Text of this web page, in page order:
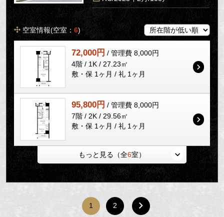
空室情報(空室：6)
72,000円 / 管理費 8,000円
4階 / 1K / 27.23㎡
敷・保 1ヶ月 / 礼 1ヶ月
95,800円 / 管理費 8,000円
7階 / 2K / 29.56㎡
敷・保 1ヶ月 / 礼 1ヶ月
もっと見る（全6室）
1 2